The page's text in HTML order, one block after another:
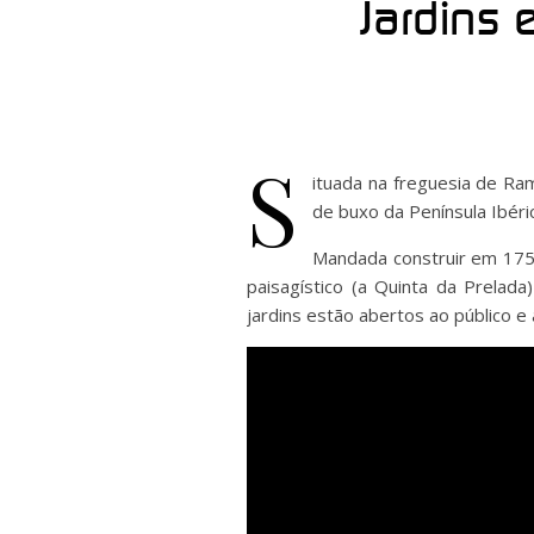
Jardins
S
ituada na freguesia de
de buxo da Península
Mandada construir em
paisagístico (a Quinta da
jardins estão abertos ao público e